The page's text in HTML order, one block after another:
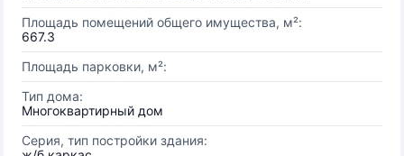
Площадь помещений общего имущества, м²:
667.3
Площадь парковки, м²:
Тип дома:
Многоквартирный дом
Серия, тип постройки здания: